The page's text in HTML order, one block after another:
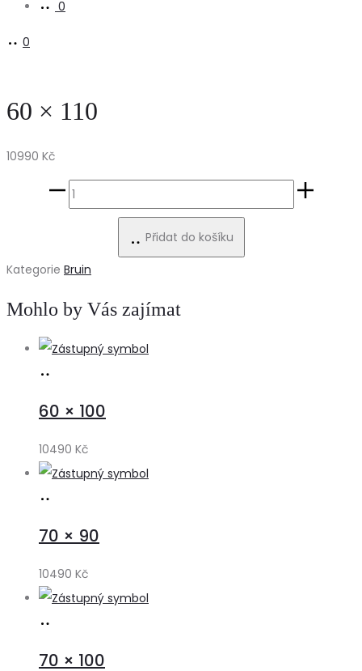
0
0
60 × 110
10990 Kč
60
množství
Přidat do košíku
Kategorie Bruin
Mohlo by Vás zajímat
košíku
60 × 100
10490 Kč
košíku
70 × 90
10490 Kč
70 × 100